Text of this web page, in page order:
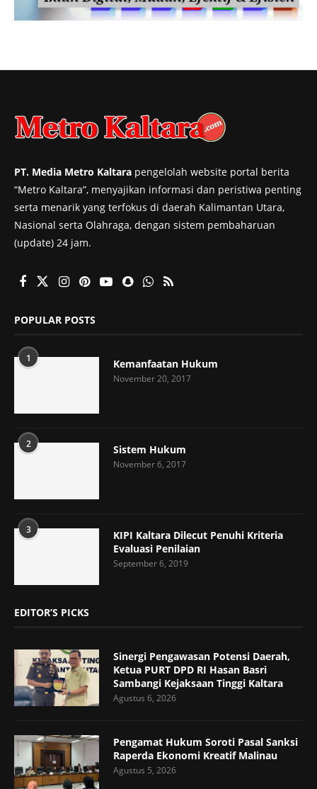
PT. Media Metro Kaltara pengelolah website portal berita
“Metro Kaltara”, menyajikan informasi dan peristiwa penting
serta menarik yang terfokus di daerah Kalimantan Utara,
Nasional serta Olahraga, dengan sistem pembaharuan
(update) 24 jam.
POPULAR POSTS
1 Kemanfaatan Hukum
November 20, 2017
2 Sistem Hukum
November 6, 2017
3
KIPI Kaltara Dilecut Penuhi Kriteria
Evaluasi Penilaian
September 6, 2019
EDITOR’S PICKS
Sinergi Pengawasan Potensi Daerah,
Ketua PURT DPD RI Hasan Basri
Sambangi Kejaksaan Tinggi Kaltara
Agustus 6, 2026
Pengamat Hukum Soroti Pasal Sanksi
Raperda Ekonomi Kreatif Malinau
Agustus 5, 2026